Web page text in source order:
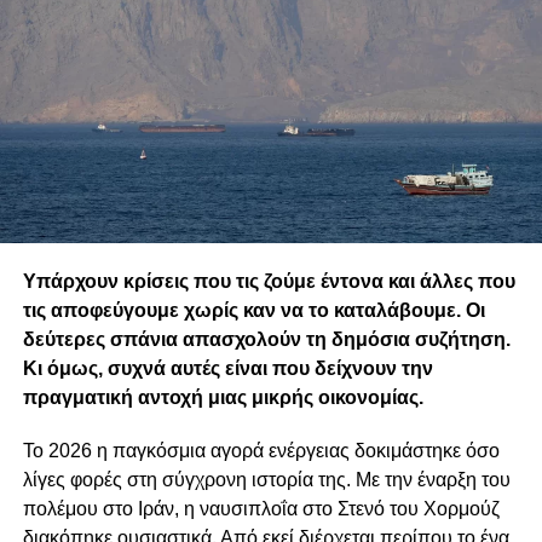
Υπάρχουν κρίσεις που τις ζούμε έντονα και άλλες που
τις αποφεύγουμε χωρίς καν να το καταλάβουμε. Οι
δεύτερες σπάνια απασχολούν τη δημόσια συζήτηση.
Κι όμως, συχνά αυτές είναι που δείχνουν την
πραγματική αντοχή μιας μικρής οικονομίας.
Το 2026 η παγκόσμια αγορά ενέργειας δοκιμάστηκε όσο
λίγες φορές στη σύγχρονη ιστορία της. Με την έναρξη του
πολέμου στο Ιράν, η ναυσιπλοΐα στο Στενό του Χορμούζ
διακόπηκε ουσιαστικά. Από εκεί διέρχεται περίπου το ένα